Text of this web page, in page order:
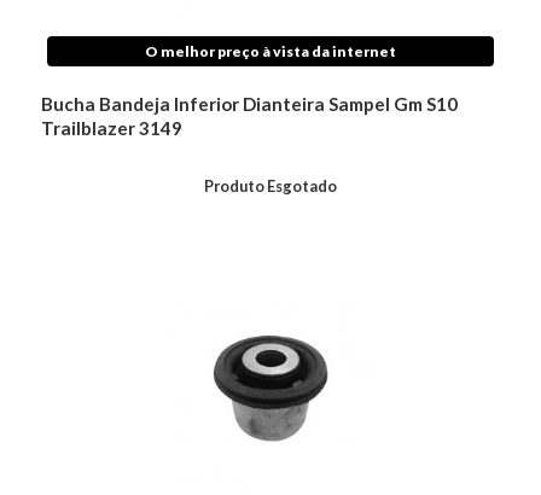
O melhor preço à vista da internet
Bucha Bandeja Inferior Dianteira Sampel Gm S10
Trailblazer 3149
Produto Esgotado